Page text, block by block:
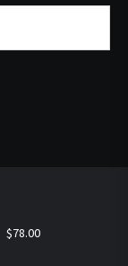
$78.00